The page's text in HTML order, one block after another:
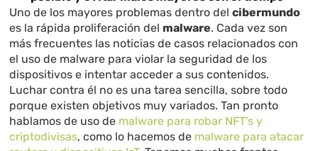
Uno de los mayores problemas dentro delcibermundo
es la rápida proliferación del malware. Cada vez son
más frecuentes las noticias de casos relacionados con
el uso de malware para violar la seguridad de los
dispositivos e intentar acceder a sus contenidos.
Luchar contra él no es una tarea sencilla, sobre todo
porque existen objetivos muy variados. Tan pronto
hablamos de uso de malware para robar NFT’s y
criptodivisas, como lo hacemos de malware para atacar